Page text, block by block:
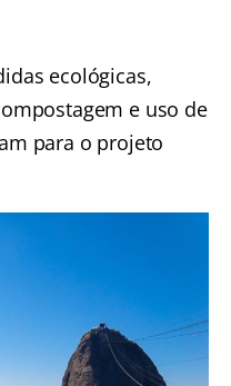
ecológicas,
e uso de
para o projeto